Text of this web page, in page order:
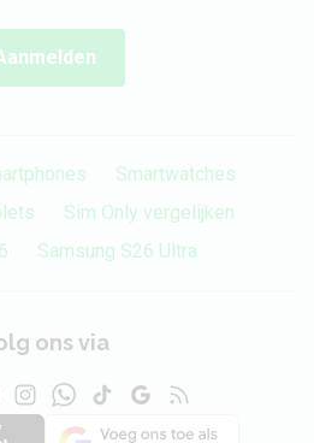
Smartwatches
Sim Only vergelijken
Samsung S26 Ultra
ons via